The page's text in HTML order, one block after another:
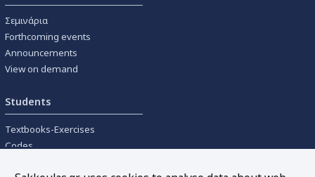
Σεμινάρια
Forthcoming events
Announcements
View on demand
Students
Textbooks-Exercises
Codes